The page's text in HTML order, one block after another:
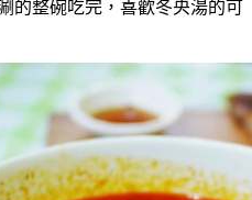
的整碗吃完，喜歡冬央湯的可